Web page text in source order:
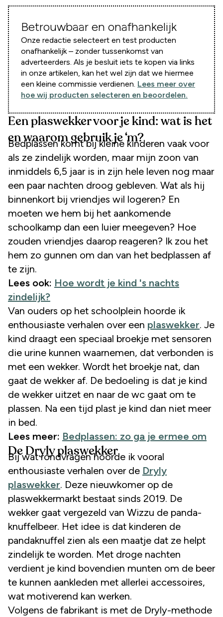
Betrouwbaar en onafhankelijk
Onze redactie selecteert en test producten
onafhankelijk – zonder tussenkomst van
adverteerders. Als je besluit iets te kopen via links
in onze artikelen, kan het wel zijn dat we hiermee
een kleine commissie verdienen. Lees meer over
hoe wij producten selecteren en beoordelen.
Een plaswekker voor je kind: wat is het
en waarom gebruik je ‘m?
Bedplassen komt bij kleine kinderen vaak voor
als ze zindelijk worden, maar mijn zoon van
inmiddels 6,5 jaar is in zijn hele leven nog maar
een paar nachten droog gebleven. Wat als hij
binnenkort bij vriendjes wil logeren? En
moeten we hem bij het aankomende
schoolkamp dan een luier meegeven? Hoe
zouden vriendjes daarop reageren? Ik zou het
hem zo gunnen om dan van het bedplassen af
te zijn.
Lees ook: Hoe wordt je kind 's nachts
zindelijk?
Van ouders op het schoolplein hoorde ik
enthousiaste verhalen over een plaswekker. Je
kind draagt een speciaal broekje met sensoren
die urine kunnen waarnemen, dat verbonden is
met een wekker. Wordt het broekje nat, dan
gaat de wekker af. De bedoeling is dat je kind
de wekker uitzet en naar de wc gaat om te
plassen. Na een tijd plast je kind dan niet meer
in bed.
Lees meer: Bedplassen: zo ga je ermee om
De Dryly plaswekker
Bij wat rondvragen hoorde ik vooral
enthousiaste verhalen over de Dryly
plaswekker. Deze nieuwkomer op de
plaswekkermarkt bestaat sinds 2019. De
wekker gaat vergezeld van Wizzu de panda-
knuffelbeer. Het idee is dat kinderen de
pandaknuffel zien als een maatje dat ze helpt
zindelijk te worden. Met droge nachten
verdient je kind bovendien munten om de beer
te kunnen aankleden met allerlei accessoires,
wat motiverend kan werken.
Volgens de fabrikant is met de Dryly-methode